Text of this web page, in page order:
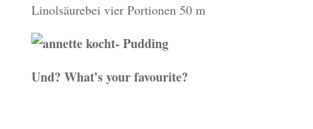
Linolsäurebei vier Portionen 50 m
Und? What’s your favourite?